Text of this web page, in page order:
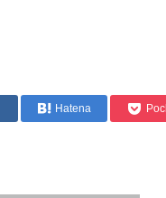
Hatena